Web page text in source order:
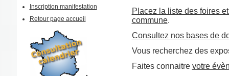
Inscription manifestation
Retour page accueil
Placez la liste des foires
commune.
Consultez nos bases de
Vous recherchez des
Faites connaitre votre